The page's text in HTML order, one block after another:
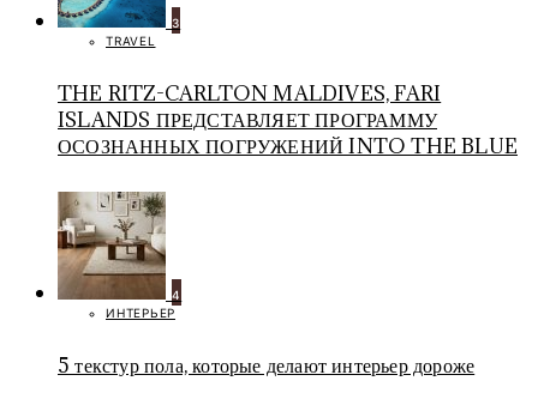
3
TRAVEL
THE RITZ-CARLTON MALDIVES, FARI
ISLANDS ПРЕДСТАВЛЯЕТ ПРОГРАММУ
ОСОЗНАННЫХ ПОГРУЖЕНИЙ INTO THE BLUE
4
ИНТЕРЬЕР
5 текстур пола, которые делают интерьер дороже